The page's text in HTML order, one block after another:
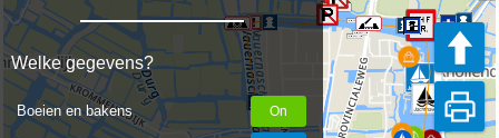
Welke gegevens?
Boeien en bakens